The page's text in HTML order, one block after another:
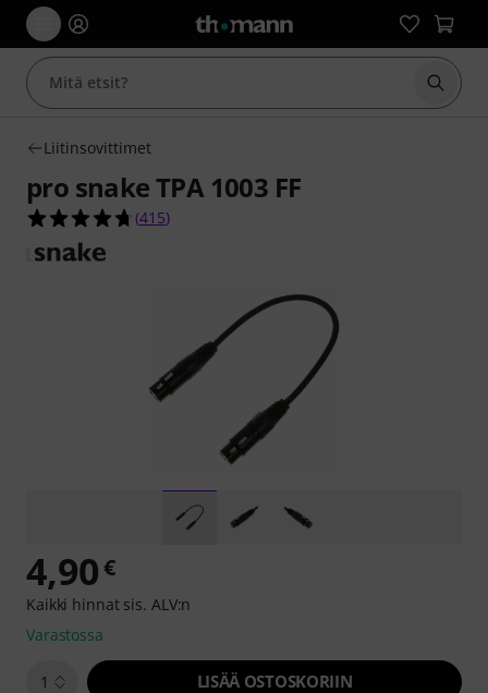
Aloita
Liitinsovittimet
pro snake TPA 1003 FF
4.7 tähteä viidestä yhteensä 415
(415)
4,90€
Kaikki hinnat sis. ALV:n
Varastossa
1 LISÄÄ OSTOSKORIIN